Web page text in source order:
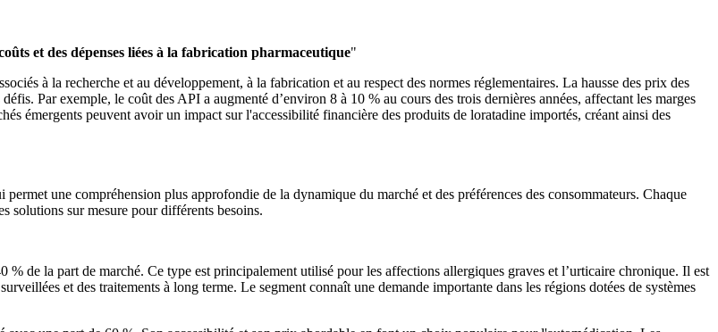
et des dépenses liées à la fabrication pharmaceutique"
à la recherche et au développement, à la fabrication et au respect des normes réglementaires. La hausse des prix des
Par exemple, le coût des API a augmenté d’environ 8 à 10 % au cours des trois dernières années, affectant les marges
émergents peuvent avoir un impact sur l'accessibilité financière des produits de loratadine importés, créant ainsi des
une compréhension plus approfondie de la dynamique du marché et des préférences des consommateurs. Chaque
solutions sur mesure pour différents besoins.
% de la part de marché. Ce type est principalement utilisé pour les affections allergiques graves et l’urticaire chronique. Il est
et des traitements à long terme. Le segment connaît une demande importante dans les régions dotées de systèmes